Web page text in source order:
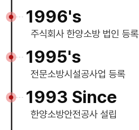
1996's
주식회사 한양소방 법인 등록
1995's
전문소방시설공사업 등록
1993 Since
한양소방안전공사 설립